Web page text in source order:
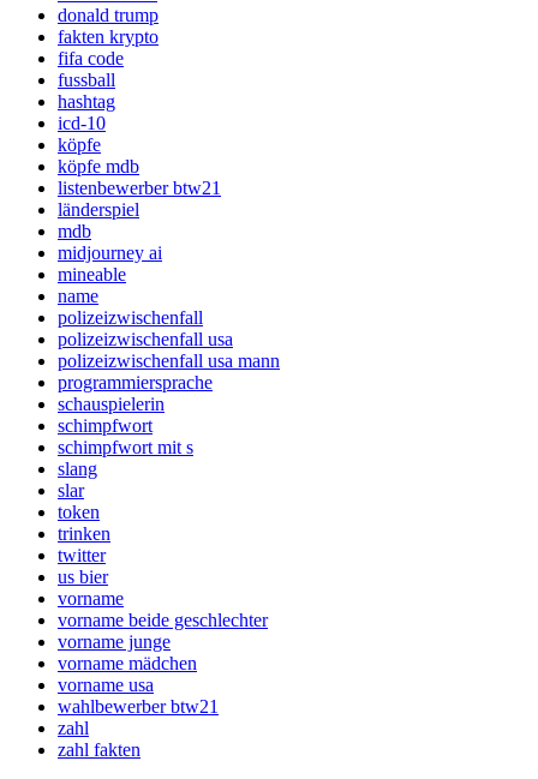
donald trump
fakten krypto
fifa code
fussball
hashtag
icd-10
köpfe
köpfe mdb
listenbewerber btw21
länderspiel
mdb
midjourney ai
mineable
name
polizeizwischenfall
polizeizwischenfall usa
polizeizwischenfall usa mann
programmiersprache
schauspielerin
schimpfwort
schimpfwort mit s
slang
slar
token
trinken
twitter
us bier
vorname
vorname beide geschlechter
vorname junge
vorname mädchen
vorname usa
wahlbewerber btw21
zahl
zahl fakten